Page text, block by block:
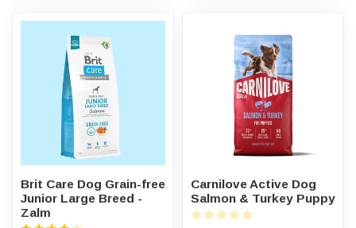
Brit Care Dog Grain-free
Junior Large Breed -
Zalm
Carnilove Active Dog
Salmon & Turkey Puppy